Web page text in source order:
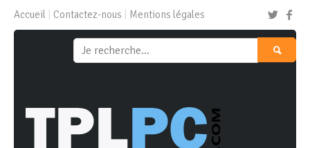
Accueil Contactez-nous Mentions légales